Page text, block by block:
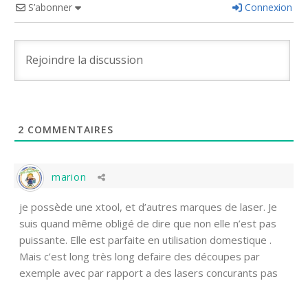
S’abonner Connexion
2 COMMENTAIRES
marion
je possède une xtool, et d’autres marques de laser. Je
suis quand même obligé de dire que non elle n’est pas
puissante. Elle est parfaite en utilisation domestique .
Mais c’est long très long defaire des découpes par
exemple avec par rapport a des lasers concurants pas